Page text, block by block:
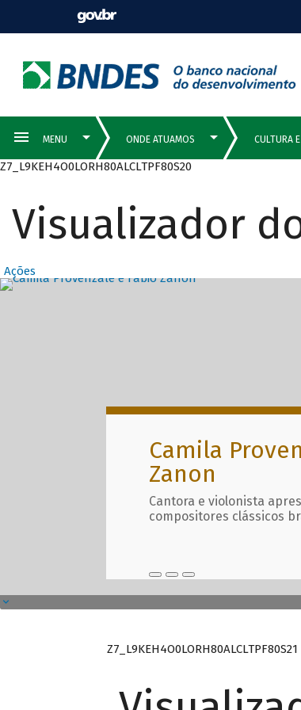
Z7_L9KEH4O0LORH80ALCLTPF80S20
Visualizador
Ações
Destaques
Camila
Zanon
Cantora e violonista
compositores clássicos
Z7_L9KEH4O0LORH80ALCLTPF80S21